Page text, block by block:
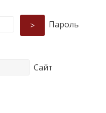
> Пароль
Сайт